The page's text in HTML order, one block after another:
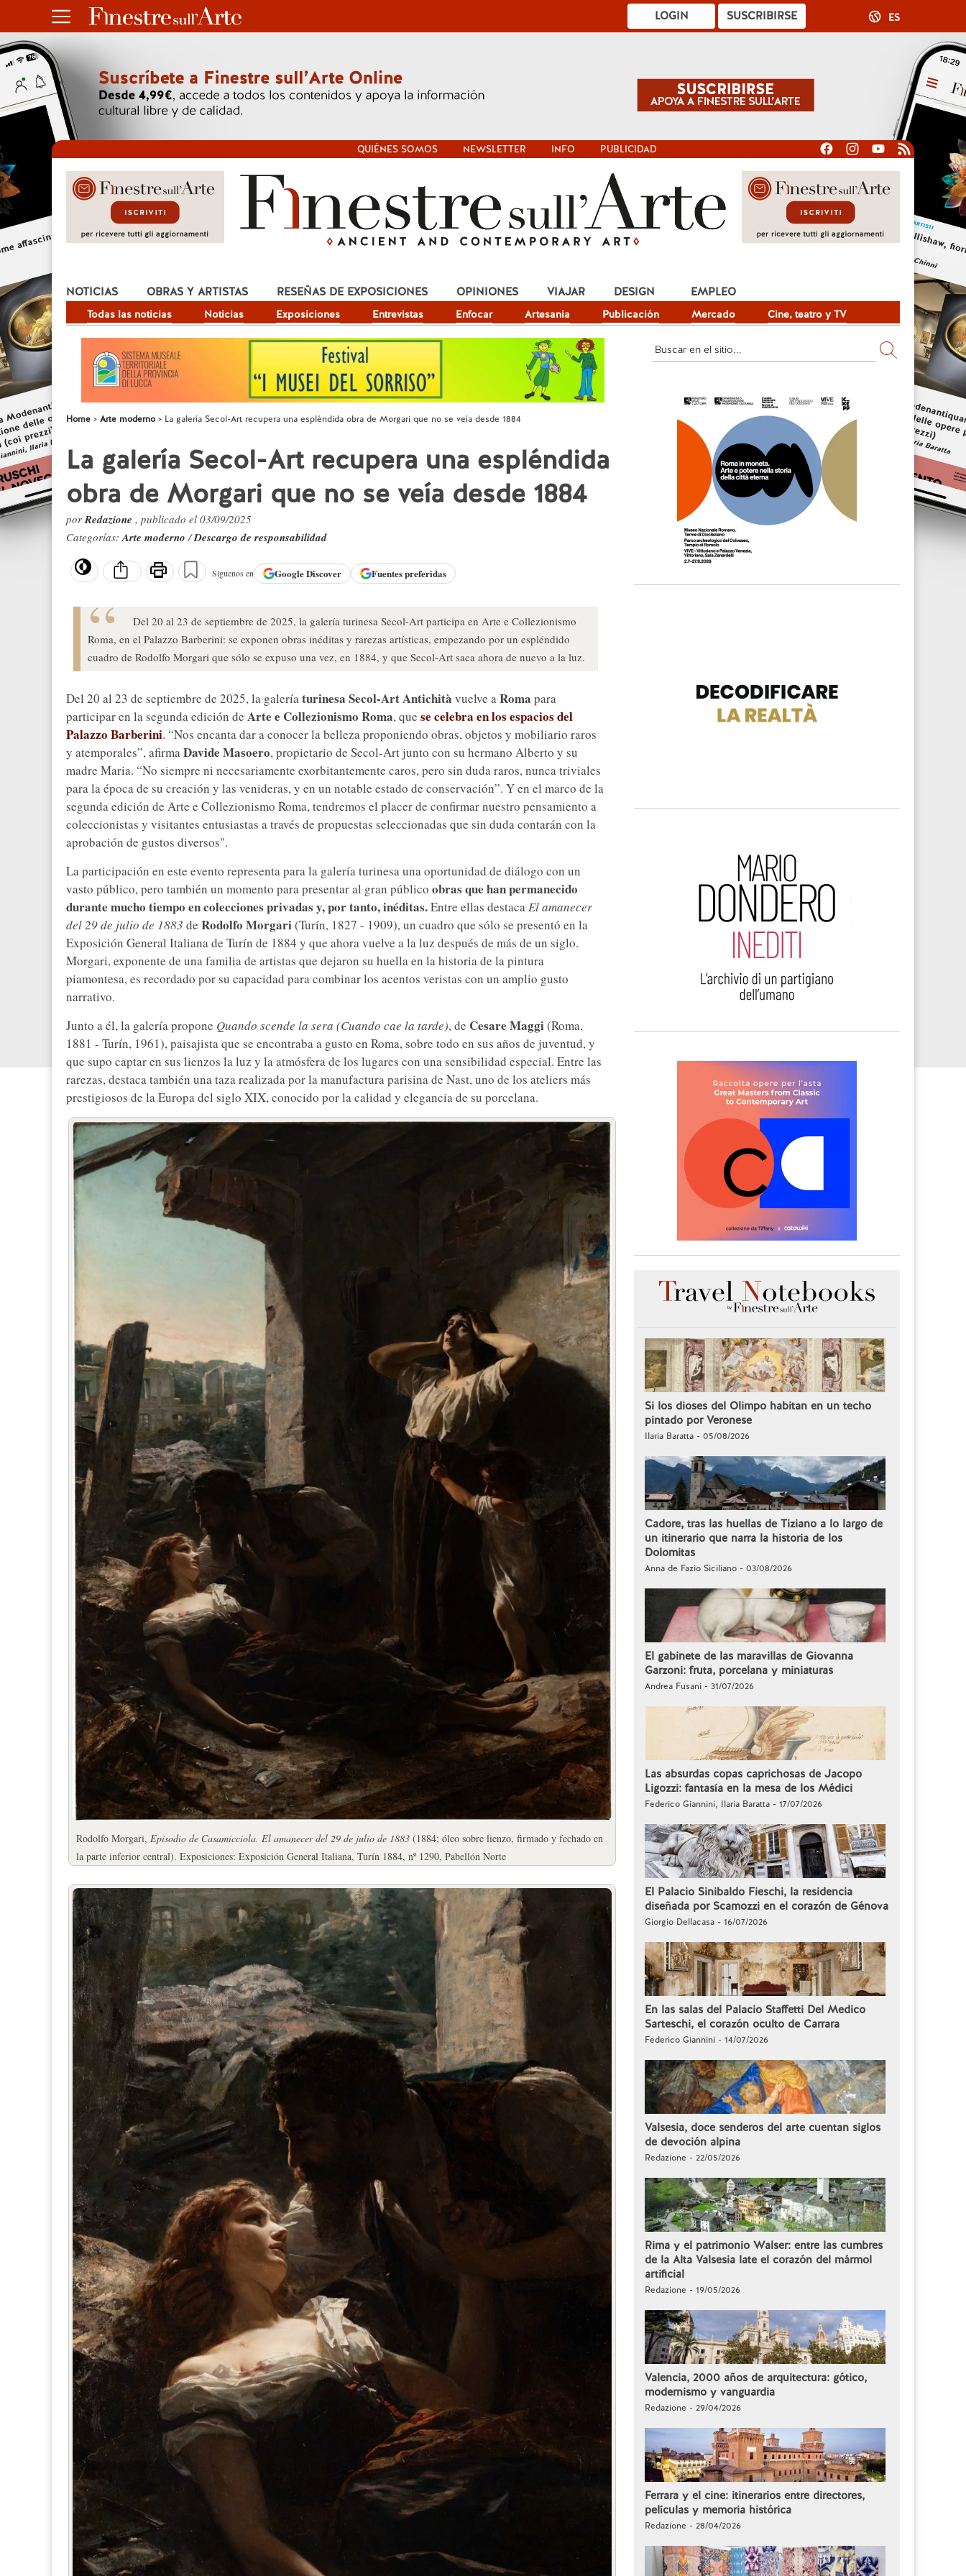
SUSCRIBIRSE
LOGIN ES
QUIÉNES SOMOS NEWSLETTER INFO PUBLICIDAD
NOTICIAS
Todas las noticias Noticias Exposiciones Entrevistas Enfocar Artesania Publicación Mercado Cine, teatro y TV
OBRAS Y ARTISTAS RESEÑAS DE EXPOSICIONES OPINIONES VIAJAR DESIGN EMPLEO
Home Arte moderno La galería Secol-Art recupera una espléndida obra de Morgari que no se veía desde 1884
La galería Secol-Art recupera una espléndida
obra de Morgari que no se veía desde 1884
porRedazione , publicado el 03/09/2025
Categorías:Arte moderno/Descargo de responsabilidad
Síguenos en GoogleDiscover Fuentes preferidas
Del 20 al 23 de septiembre de 2025, la galería turinesa Secol-Art participa en Arte e Collezionismo
Roma, en el Palazzo Barberini: se exponen obras inéditas y rarezas artísticas, empezando por un espléndido
cuadro de Rodolfo Morgari que sólo se expuso una vez, en 1884, y que Secol-Art saca ahora de nuevo a la luz.
Del 20 al 23 de septiembre de 2025, la galeríaturinesa Secol-Art Antichità vuelve aRoma para
participar en la segunda edición de Arte e Collezionismo Roma, que se celebra en los espacios del
Palazzo Barberini. “Nos encanta dar a conocer la belleza proponiendo obras, objetos y mobiliario raros
y atemporales”, afirmaDavide Masoero, propietario de Secol-Art junto con su hermano Alberto y su
madre Maria. “No siempre ni necesariamente exorbitantemente caros, pero sin duda raros, nunca triviales
para la época de su creación y las venideras, y en un notable estado de conservación”. Y en el marco de la
segunda edición de Arte e Collezionismo Roma, tendremos el placer de confirmar nuestro pensamiento a
coleccionistas y visitantes entusiastas a través de propuestas seleccionadas que sin duda contarán con la
aprobación de gustos diversos".
La participación en este evento representa para la galería turinesa una oportunidad de diálogo con un
vasto público, pero también un momento para presentar al gran público obras que han permanecido
durante mucho tiempo en colecciones privadas y, por tanto, inéditas.Entre ellas destacaEl amanecer
del 29 de julio de 1883 de Rodolfo Morgari(Turín, 1827 - 1909), un cuadro que sólo se presentó en la
Exposición General Italiana de Turín de 1884 y que ahora vuelve a la luz después de más de un siglo.
Morgari, exponente de una familia de artistas que dejaron su huella en la historia de la pintura
piamontesa, es recordado por su capacidad para combinar los acentos veristas con un amplio gusto
narrativo.
Junto a él, la galería propone Quando scende la sera (Cuando cae la tarde), de Cesare Maggi(Roma,
1881 - Turín, 1961), paisajista que se encontraba a gusto en Roma, sobre todo en sus años de juventud, y
que supo captar en sus lienzos la luz y la atmósfera de los lugares con una sensibilidad especial. Entre las
rarezas, destaca también una taza realizada por la manufactura parisina de Nast, uno de los ateliers más
prestigiosos de la Europa del siglo XIX, conocido por la calidad y elegancia de su porcelana.
Rodolfo Morgari, Episodio de Casamicciola. El amanecer del 29 de julio de 1883 (1884; óleo sobre lienzo, firmado y fechado en
la parte inferior central). Exposiciones: Exposición General Italiana, Turín 1884, nº 1290, Pabellón Norte
Si los dioses del Olimpo habitan en un techo
pintado por Veronese
Ilaria Baratta - 05/08/2026
Cadore, tras las huellas de Tiziano a lo largo de
un itinerario que narra la historia de los
Dolomitas
Anna de Fazio Siciliano - 03/08/2026
El gabinete de las maravillas de Giovanna
Garzoni: fruta, porcelana y miniaturas
Andrea Fusani - 31/07/2026
Las absurdas copas caprichosas de Jacopo
Ligozzi: fantasía en la mesa de los Médici
Federico Giannini, Ilaria Baratta - 17/07/2026
El Palacio Sinibaldo Fieschi, la residencia
diseñada por Scamozzi en el corazón de Génova
Giorgio Dellacasa - 16/07/2026
En las salas del Palacio Staffetti Del Medico
Sarteschi, el corazón oculto de Carrara
Federico Giannini - 14/07/2026
Valsesia, doce senderos del arte cuentan siglos
de devoción alpina
Redazione - 22/05/2026
Rima y el patrimonio Walser: entre las cumbres
de la Alta Valsesia late el corazón del mármol
artificial
Redazione - 19/05/2026
Valencia, 2000 años de arquitectura: gótico,
modernismo y vanguardia
Redazione - 29/04/2026
Ferrara y el cine: itinerarios entre directores,
películas y memoria histórica
Redazione - 28/04/2026